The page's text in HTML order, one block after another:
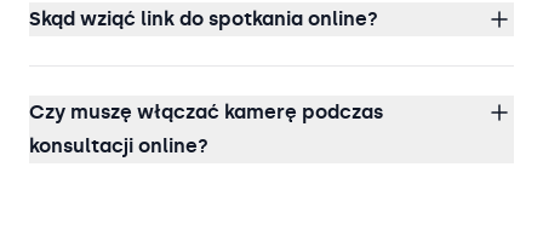
Skąd wziąć link do spotkania online?
Czy muszę włączać kamerę podczas
konsultacji online?